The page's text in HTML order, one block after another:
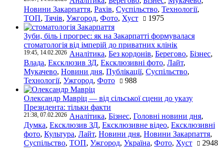
Новини Закарпаття, Рахів, Суспільство, Технології,
ТОП, Тячів, Ужгород, Фото, Хуст 1975
Зуби, біль і прогрес: як на Закарпатті формувалася
стоматологія від імперій до приватних клінік
19:45, 14.02.2026 Аналітика, Без кордонів, Берегово, Бізнес,
Влада, Ексклюзив ЗД, Ексклюзивні фото, Лайт,
Мукачево, Новини дня, Публікації, Суспільство,
Технології, Ужгород, Фото 988
Олександр Мавріц — від сільської сцени до указу
Президента: тільки факти
21:38, 07.02.2026 Аналітика, Бізнес, Головні новини дня,
Думка, Ексклюзив ЗД, Ексклюзивне відео, Ексклюзивні
фото, Культура, Лайт, Новини дня, Новини Закарпаття,
Суспільство, ТОП, Ужгород, Україна, Фото, Хуст 2948